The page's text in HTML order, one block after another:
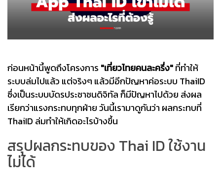
ก่อนหน้านี้พูดถึงโครงการ "เที่ยวไทยคนละครึ่ง"ที่ทำให้
ระบบล่มไปแล้ว แต่จริงๆ แล้วมีอีกปัญหาค่อระบบ ThaiID
ซึ่งเป็นระบบบัดรประชาชนดิจิทัล ก็มีปัญหาไปด้วย ส่งผล
เรียกว่าแรงกระทบทุกฝ่าย วันนี้เรามาดูกันว่า ผลกระทบที่
ThaiID ล่มทำให้เกิดอะไรบ้างขึ้น
สรุปผลกระทบของ Thai ID ใช้งาน
ไม่ได้